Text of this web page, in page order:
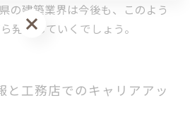
の建築業界は今後も、このよう
発展していくでしょう。
と工務店でのキャリアアッ
わせ・ご相談はこちら